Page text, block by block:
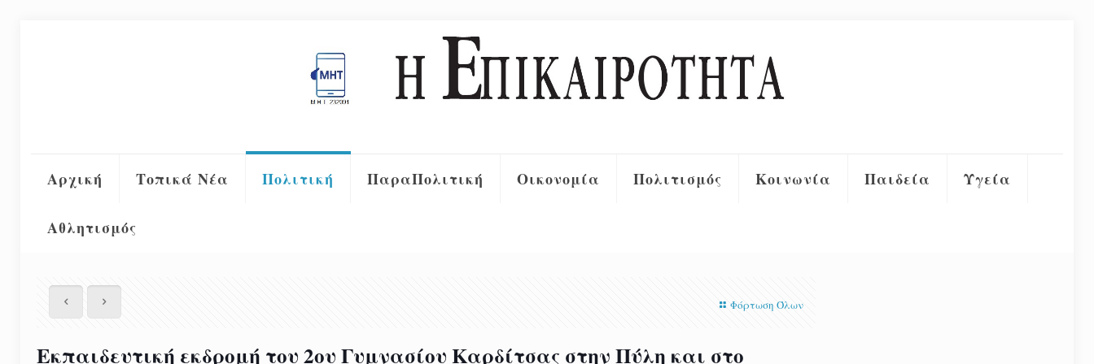
Αρχική Τοπικά Νέα Πολιτική ΠαραΠολιτική Οικονομία Πολιτισμός Κοινωνία Παιδεία Υγεία
Αθλητισμός
Φόρτωση Όλων
Εκπαιδευτική εκδρομή του 2ου Γυμνασίου Καρδίτσας στην Πύλη και στο